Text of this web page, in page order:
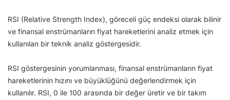
RSI (Relative Strength Index), göreceli güç endeksi olarak bilinir
ve finansal enstrümanların fiyat hareketlerini analiz etmek için
kullanılan bir teknik analiz göstergesidir.
RSI göstergesinin yorumlanması, finansal enstrümanların fiyat
hareketlerinin hızını ve büyüklüğünü değerlendirmek için
kullanılır. RSI, 0 ile 100 arasında bir değer üretir ve bir takım